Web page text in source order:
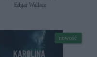
Edgar Wallace
nowość